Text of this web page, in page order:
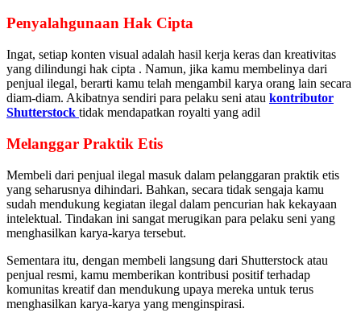
Penyalahgunaan Hak Cipta
Ingat, setiap konten visual adalah hasil kerja keras dan kreativitas
yang dilindungi hak cipta . Namun, jika kamu membelinya dari
penjual ilegal, berarti kamu telah mengambil karya orang lain secara
diam-diam. Akibatnya sendiri para pelaku seni atau kontributor
Shutterstock tidak mendapatkan royalti yang adil
Melanggar Praktik Etis
Membeli dari penjual ilegal masuk dalam pelanggaran praktik etis
yang seharusnya dihindari. Bahkan, secara tidak sengaja kamu
sudah mendukung kegiatan ilegal dalam pencurian hak kekayaan
intelektual. Tindakan ini sangat merugikan para pelaku seni yang
menghasilkan karya-karya tersebut.
Sementara itu, dengan membeli langsung dari Shutterstock atau
penjual resmi, kamu memberikan kontribusi positif terhadap
komunitas kreatif dan mendukung upaya mereka untuk terus
menghasilkan karya-karya yang menginspirasi.